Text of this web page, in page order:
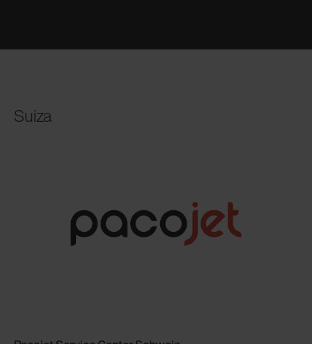
Suiza